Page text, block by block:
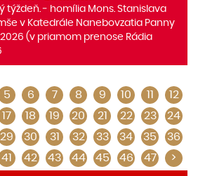
týždeň. ‒ homília Mons. Stanislava
v Katedrále Nanebovzatia Panny
2026 (v priamom prenose Rádia
5 6 7 8 9 10 11
12
17 18 19 20 21 22 23
24
29 30 31 32 33 34 35
36
41 42 43 44 45 46 47 >